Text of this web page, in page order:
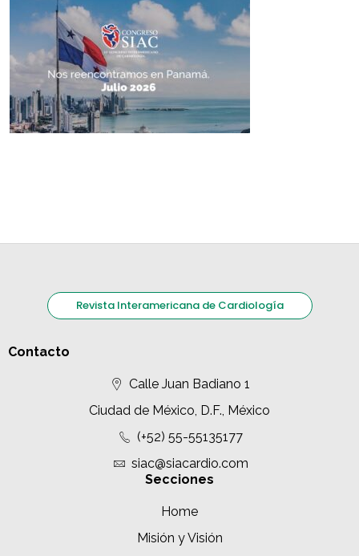
Revista Interamericana de Cardiología
Contacto
Calle Juan Badiano 1
Ciudad de México, D.F., México
(+52) 55-55135177
siac@siacardio.com
Secciones
Home
Misión y Visión